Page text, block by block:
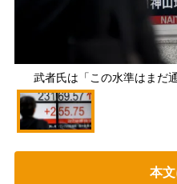
武者氏は「この水準はまだ
本